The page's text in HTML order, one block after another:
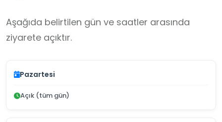
Aşağıda belirtilen gün ve saatler arasında
ziyarete açıktır.
Pazartesi
Açık (tüm gün)